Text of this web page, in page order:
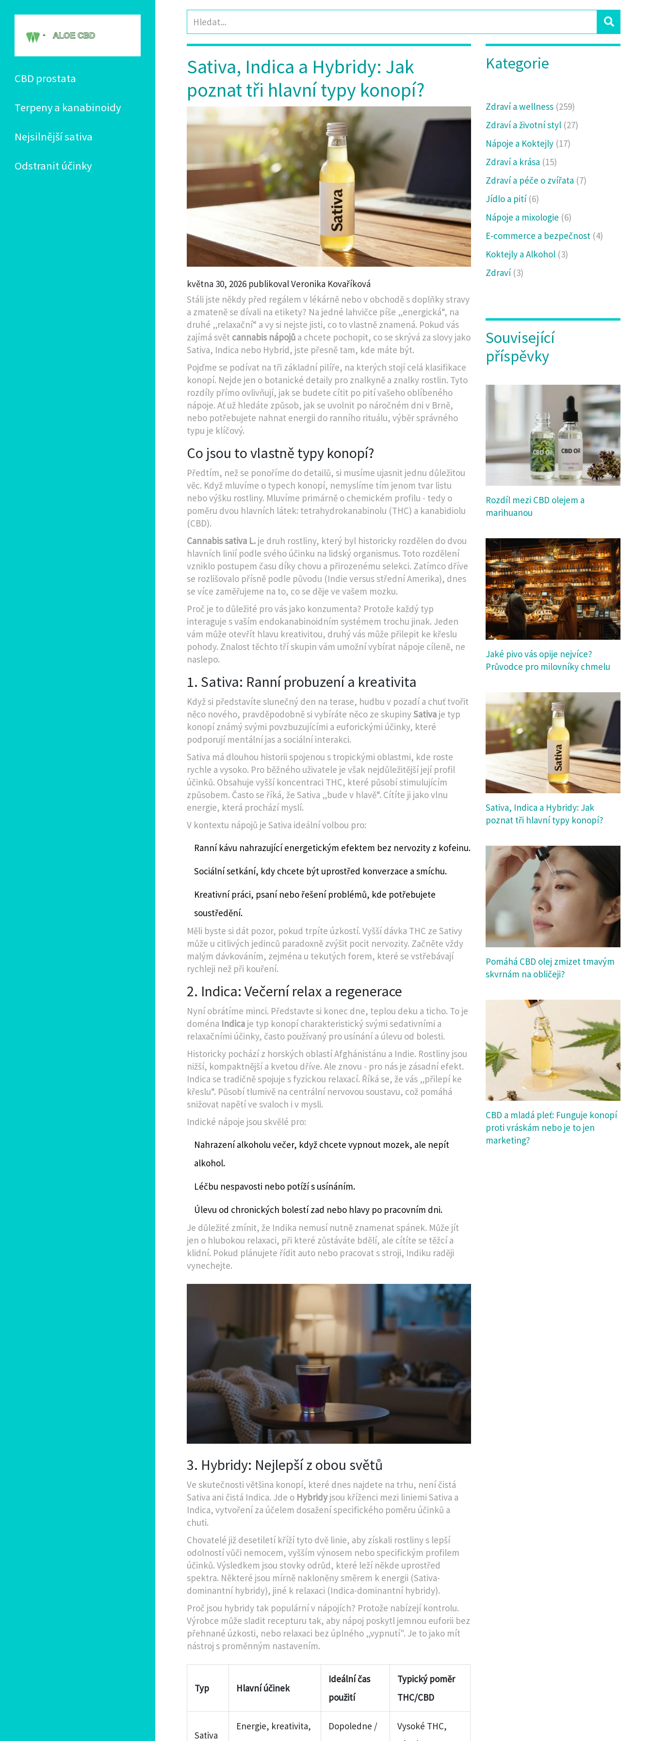
CBD prostata
Terpeny a kanabinoidy
Nejsilnější sativa
Odstranit účinky
Sativa, Indica a Hybridy: Jak
poznat tři hlavní typy konopí?
května 30, 2026 publikoval Veronika Kovaříková
Stáli jste někdy před regálem v lékárně nebo v obchodě s doplňky stravy
a zmateně se dívali na etikety? Na jedné lahvičce píše „energická“, na
druhé „relaxační“ a vy si nejste jisti, co to vlastně znamená. Pokud vás
zajímá svět cannabis nápojů a chcete pochopit, co se skrývá za slovy jako
Sativa, Indica nebo Hybrid, jste přesně tam, kde máte být.
Pojďme se podívat na tři základní pilíře, na kterých stojí celá klasifikace
konopí. Nejde jen o botanické detaily pro znalkyně a znalky rostlin. Tyto
rozdíly přímo ovlivňují, jak se budete cítit po pití vašeho oblíbeného
nápoje. Ať už hledáte způsob, jak se uvolnit po náročném dni v Brně,
nebo potřebujete nahnat energii do ranního rituálu, výběr správného
typu je klíčový.
Co jsou to vlastně typy konopí?
Předtím, než se ponoříme do detailů, si musíme ujasnit jednu důležitou
věc. Když mluvíme o typech konopí, nemyslíme tím jenom tvar listu
nebo výšku rostliny. Mluvíme primárně o chemickém profilu - tedy o
poměru dvou hlavních látek: tetrahydrokanabinolu (THC) a kanabidiolu
(CBD).
Cannabis sativa L. je druh rostliny, který byl historicky rozdělen do dvou
hlavních linií podle svého účinku na lidský organismus. Toto rozdělení
vzniklo postupem času díky chovu a přirozenému selekci. Zatímco dříve
se rozlišovalo přísně podle původu (Indie versus střední Amerika), dnes
se více zaměřujeme na to, co se děje ve vašem mozku.
Proč je to důležité pro vás jako konzumenta? Protože každý typ
interaguje s vaším endokanabinoidním systémem trochu jinak. Jeden
vám může otevřít hlavu kreativitou, druhý vás může přilepit ke křeslu
pohody. Znalost těchto tří skupin vám umožní vybírat nápoje cíleně, ne
naslepo.
1. Sativa: Ranní probuzení a kreativita
Když si představíte slunečný den na terase, hudbu v pozadí a chuť tvořit
něco nového, pravděpodobně si vybíráte něco ze skupinySativa je typ
konopí známý svými povzbuzujícími a euforickými účinky, které
podporují mentální jas a sociální interakci.
Sativa má dlouhou historii spojenou s tropickými oblastmi, kde roste
rychle a vysoko. Pro běžného uživatele je však nejdůležitější její profil
účinků. Obsahuje vyšší koncentraci THC, které působí stimulujícím
způsobem. Často se říká, že Sativa „bude v hlavě“. Cítíte ji jako vlnu
energie, která prochází myslí.
V kontextu nápojů je Sativa ideální volbou pro:
Ranní kávu nahrazující energetickým efektem bez nervozity z kofeinu.
Sociální setkání, kdy chcete být uprostřed konverzace a smíchu.
Kreativní práci, psaní nebo řešení problémů, kde potřebujete
soustředění.
Měli byste si dát pozor, pokud trpíte úzkostí. Vyšší dávka THC ze Sativy
může u citlivých jedinců paradoxně zvýšit pocit nervozity. Začněte vždy
malým dávkováním, zejména u tekutých forem, které se vstřebávají
rychleji než při kouření.
2. Indica: Večerní relax a regenerace
Nyní obrátíme minci. Představte si konec dne, teplou deku a ticho. To je
doména Indica je typ konopí charakteristický svými sedativními a
relaxačními účinky, často používaný pro usínání a úlevu od bolesti.
Historicky pochází z horských oblastí Afghánistánu a Indie. Rostliny jsou
nižší, kompaktnější a kvetou dříve. Ale znovu - pro nás je zásadní efekt.
Indica se tradičně spojuje s fyzickou relaxací. Říká se, že vás „přilepí ke
křeslu“. Působí tlumivě na centrální nervovou soustavu, což pomáhá
snižovat napětí ve svaloch i v mysli.
Indické nápoje jsou skvělé pro:
Nahrazení alkoholu večer, když chcete vypnout mozek, ale nepít
alkohol.
Léčbu nespavosti nebo potíží s usínáním.
Úlevu od chronických bolestí zad nebo hlavy po pracovním dni.
Je důležité zmínit, že Indika nemusí nutně znamenat spánek. Může jít
jen o hlubokou relaxaci, při které zůstáváte bdělí, ale cítíte se těžcí a
klidní. Pokud plánujete řídit auto nebo pracovat s stroji, Indiku raději
vynechejte.
3. Hybridy: Nejlepší z obou světů
Ve skutečnosti většina konopí, které dnes najdete na trhu, není čistá
Sativa ani čistá Indica. Jde o Hybridyjsou kříženci mezi liniemi Sativa a
Indica, vytvoření za účelem dosažení specifického poměru účinků a
chuti.
Chovatelé již desetiletí kříží tyto dvě linie, aby získali rostliny s lepší
odolností vůči nemocem, vyšším výnosem nebo specifickým profilem
účinků. Výsledkem jsou stovky odrůd, které leží někde uprostřed
spektra. Některé jsou mírně nakloněny směrem k energii (Sativa-
dominantní hybridy), jiné k relaxaci (Indica-dominantní hybridy).
Proč jsou hybridy tak populární v nápojích? Protože nabízejí kontrolu.
Výrobce může sladit recepturu tak, aby nápoj poskytl jemnou euforii bez
přehnané úzkosti, nebo relaxaci bez úplného „vypnutí". Je to jako mít
nástroj s proměnným nastavením.
Typ Hlavní účinek
Ideální čas
použití
Typický poměr
THC/CBD
Sativa
Energie, kreativita,
Dopoledne /
Vysoké THC,
Kategorie
Zdraví a wellness (259)
Zdraví a životní styl (27)
Nápoje a Koktejly (17)
Zdraví a krása (15)
Zdraví a péče o zvířata (7)
Jídlo a pití (6)
Nápoje a mixologie (6)
E‑commerce a bezpečnost (4)
Koktejly a Alkohol (3)
Zdraví (3)
Související
příspěvky
Rozdíl mezi CBD olejem a
marihuanou
Jaké pivo vás opije nejvíce?
Průvodce pro milovníky chmelu
Sativa, Indica a Hybridy: Jak
poznat tři hlavní typy konopí?
Pomáhá CBD olej zmizet tmavým
skvrnám na obličeji?
CBD a mladá pleť: Funguje konopí
proti vráskám nebo je to jen
marketing?